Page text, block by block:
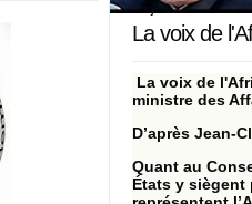
21 juillet 2024
La voix de
La voix de
ministre des
D’après Jean-
Quant au
États y siègent